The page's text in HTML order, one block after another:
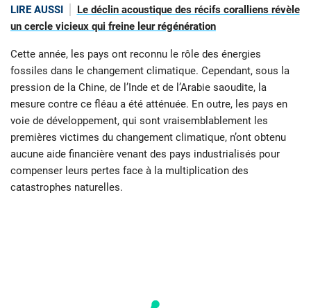
LIRE AUSSI
Le déclin acoustique des récifs coralliens révèle
un cercle vicieux qui freine leur régénération
Cette année, les pays ont reconnu le rôle des énergies
fossiles dans le changement climatique. Cependant, sous la
pression de la Chine, de l’Inde et de l’Arabie saoudite, la
mesure contre ce fléau a été atténuée. En outre, les pays en
voie de développement, qui sont vraisemblablement les
premières victimes du changement climatique, n’ont obtenu
aucune aide financière venant des pays industrialisés pour
compenser leurs pertes face à la multiplication des
catastrophes naturelles.